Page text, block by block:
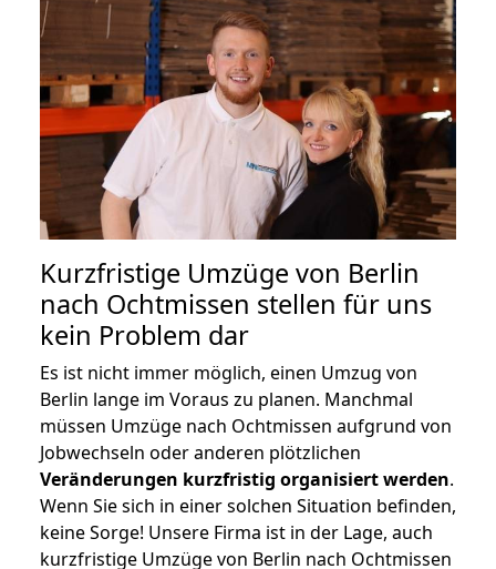
Kurzfristige Umzüge von Berlin
nach Ochtmissen stellen für uns
kein Problem dar
Es ist nicht immer möglich, einen Umzug von
Berlin lange im Voraus zu planen. Manchmal
müssen Umzüge nach Ochtmissen aufgrund von
Jobwechseln oder anderen plötzlichen
Veränderungen kurzfristig organisiert werden.
Wenn Sie sich in einer solchen Situation befinden,
keine Sorge! Unsere Firma ist in der Lage, auch
kurzfristige Umzüge von Berlin nach Ochtmissen